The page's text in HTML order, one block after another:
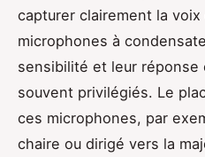
capturer clairement la voix
microphones à
sensibilité et leur
souvent privilégiés. Le
ces microphones, par
chaire ou dirigé vers la